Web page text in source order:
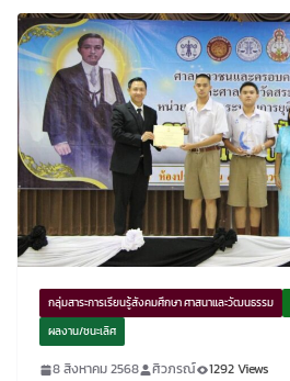
กลุ่มสาระการเรียนรู้สังคมศึกษา ศาสนาและวัฒนธรรม
ผลงาน/ชนะเลิศ
8 สิงหาคม 2568 ศิวภรณ์ 1292 Views